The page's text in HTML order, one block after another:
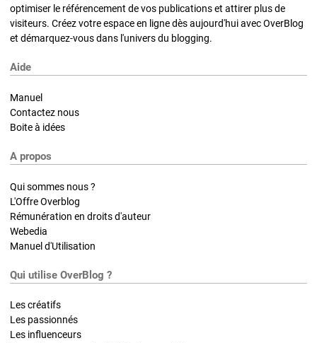
optimiser le référencement de vos publications et attirer plus de
visiteurs. Créez votre espace en ligne dès aujourd'hui avec OverBlog
et démarquez-vous dans l'univers du blogging.
Aide
Manuel
Contactez nous
Boite à idées
A propos
Qui sommes nous ?
L'Offre Overblog
Rémunération en droits d'auteur
Webedia
Manuel d'Utilisation
Qui utilise OverBlog ?
Les créatifs
Les passionnés
Les influenceurs